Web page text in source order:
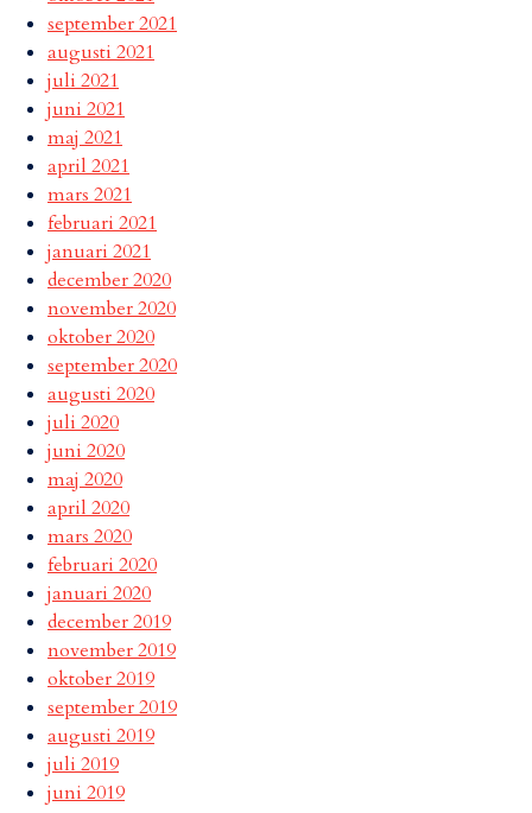
september 2021
augusti 2021
juli 2021
juni 2021
maj 2021
april 2021
mars 2021
februari 2021
januari 2021
december 2020
november 2020
oktober 2020
september 2020
augusti 2020
juli 2020
juni 2020
maj 2020
april 2020
mars 2020
februari 2020
januari 2020
december 2019
november 2019
oktober 2019
september 2019
augusti 2019
juli 2019
juni 2019